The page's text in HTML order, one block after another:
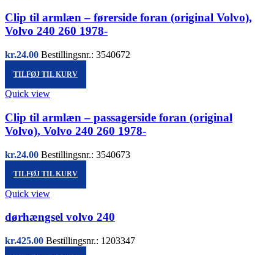
Clip til armlæn – førerside foran (original Volvo),
Volvo 240 260 1978-
kr.24.00 Bestillingsnr.: 3540672
TILFØJ TIL KURV
Quick view
Clip til armlæn – passagerside foran (original
Volvo), Volvo 240 260 1978-
kr.24.00 Bestillingsnr.: 3540673
TILFØJ TIL KURV
Quick view
dørhængsel volvo 240
kr.425.00 Bestillingsnr.: 1203347